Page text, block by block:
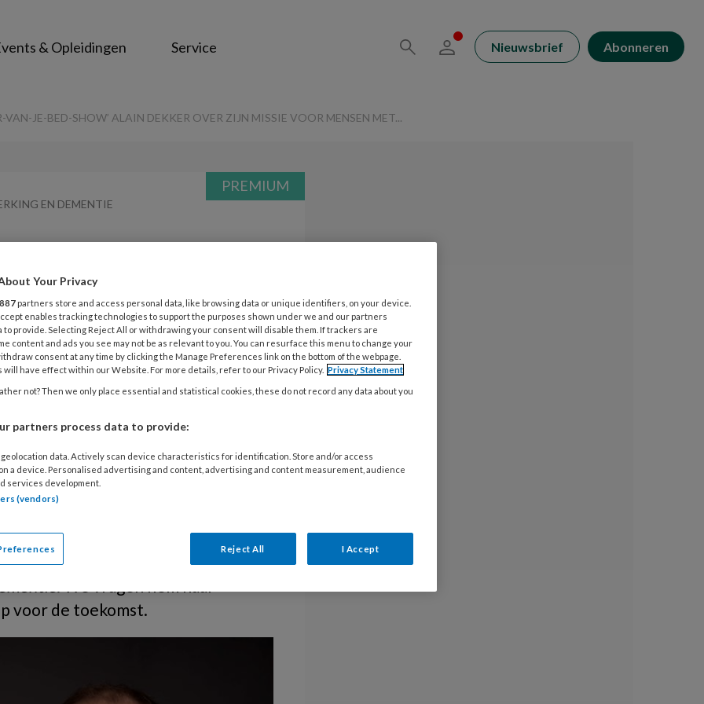
& Opleidingen Service Nieuwsbrief Abonneren
VAN-JE-BED-SHOW’ ALAIN DEKKER OVER ZIJN MISSIE VOOR MENSEN MET...
EN DEMENTIE
ver-van-je-
Dekker over zijn
met een
en
een verstandelijke beperking (VB)
nog steeds een blinde vlek in de
docent en gepassioneerd
in het boekWegwijzer
voor de toekomst.
PREMIUM
Your Privacy
887 partners store and access personal data, like browsing data or unique identifiers, on your device.
enables tracking technologies to support the purposes shown under we and our partners
to provide. Selecting Reject All or withdrawing your consent will disable them. If trackers are
content and ads you see may not be as relevant to you. You can resurface this menu to change your
consent at any time by clicking the Manage Preferences link on the bottom of the webpage.
will have effect within our Website. For more details, refer to our Privacy Policy. Privacy Statement
not? Then we only place essential and statistical cookies, these do not record any data about you
partners process data to provide:
data. Actively scan device characteristics for identification. Store and/or access
a device. Personalised advertising and content, advertising and content measurement, audience
services development.
(vendors)
Reject All I Accept